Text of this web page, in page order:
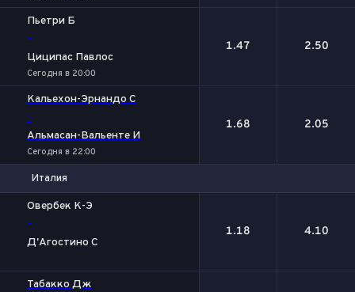
Пьетри Б
-
Циципас Павлос
Сегодня в 20:00
1.47 2.50
Кальехон-Эрнандо С
-
Альмасан-Вальенте И
Сегодня в 22:00
1.68 2.05
Италия
Овербек К-Э
-
Д'Агостино С
1.18 4.10
Табакко Дж